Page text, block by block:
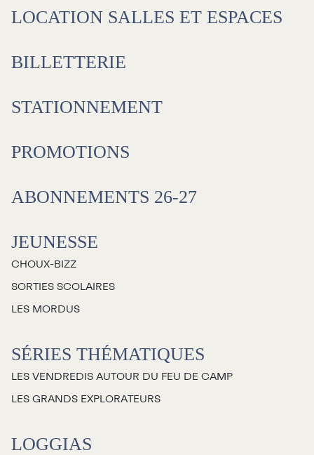
Les vendredis autour du feu de
camp
Carte blanche
La FameUSe
espaces
Loggias
Stationnement
Nous joindre
Emplois
LOCATION SALLES ET ESPACES
BILLETTERIE
STATIONNEMENT
PROMOTIONS
ABONNEMENTS 26-27
JEUNESSE
CHOUX-BIZZ
SORTIES SCOLAIRES
LES MORDUS
SÉRIES THÉMATIQUES
LES VENDREDIS AUTOUR DU FEU DE CAMP
LES GRANDS EXPLORATEURS
LOGGIAS